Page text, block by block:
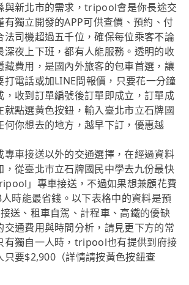
與新北市的需求，tripool會是你長途交
有獨立開發的APP可供查價、預約、付
法司機超過五千位，確保每位乘客不論
深夜上下班，都有人能服務。透明的收
藏費用，是國內外旅客的包車首選，讓
打電話或加LINE問報價，只要花一分鐘
，收到訂單編號後訂單即成立，訂單成
就點選黃色按鈕，輸入臺北市立石牌國
何你想去的地方，越早下訂，優惠越
專車接送以外的交通選擇，在經過資料
，從臺北市立石牌國民中學去九份最快
」專車接送，不過如果想兼顧花費
時能最省錢。以下表格中的資料是預
送、租車自駕、計程車、高鐵的優缺
交通費用與時間分析，請見更下方的常
有獨自一人時，tripool也有提供到府接
只要$2,900（詳情請按黃色按鈕查